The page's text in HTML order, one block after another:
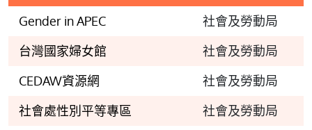
Gender in APEC
社會及勞動局
台灣國家婦女館
社會及勞動局
CEDAW資源網
社會及勞動局
社會處性別平等專區
社會及勞動局